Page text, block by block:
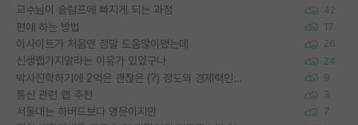
교수님이 슬럼프에 빠지게 되는 과정 42
편애 하는 방법 17
이사이트가 처음엔 정말 도움많이됐는데 26
신생랩가지말라는 이유가 있었구나 24
박사진학하기에 2억은 괜찮은 (?) 정도의 경제력인가요 9
통신 관련 랩 추천 3
서울대는 하버드보다 명문이지만 7